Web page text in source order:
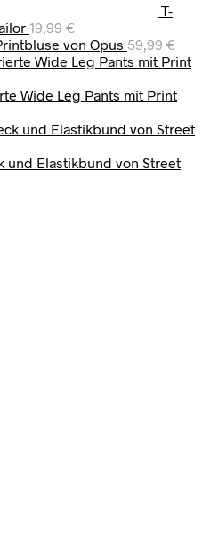
T-
19,99 €
von Opus 59,99 €
Wide Leg Pants mit Print
und Elastikbund von Street